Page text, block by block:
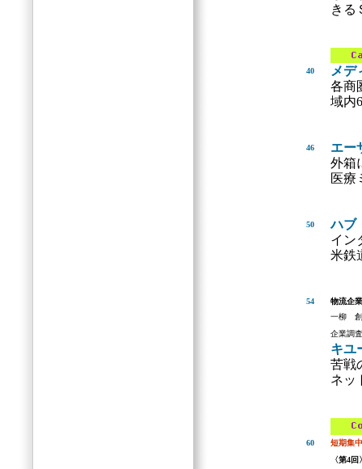
きる
40
メデ
各商
域内
46
エー
外箱
医療
50
ハブ
イン
米鉄
54
物流企
一柳 創
企業調
キユ
苦戦
ネッ
60
短期集
〈第4回